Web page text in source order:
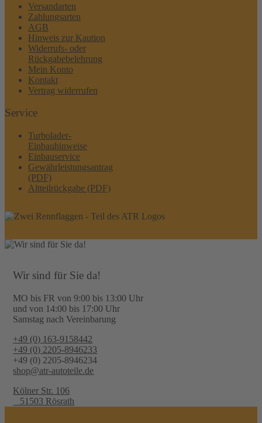
Versandarten
Zahlungsarten
AGB
Hinweis zur Kaution
Widerrufs- oder
Rückgabebelehrung
Mein Konto
Kontakt
Vertrag widerrufen
Service
Turbolader-
Einbauhinweise
Einbauservice
Gewährleistungsantrag
(PDF)
Altteilrückgabe (PDF)
Wir sind für Sie da!
MO bis FR von 9:00 bis 13:00 Uhr
und von 14:00 bis 17:00 Uhr
Samstag nach Vereinbarung
+49 (0) 163-9158442
+49 (0) 2205-8946233
+49 (0) 2205-8946234
shop@atr-autoteile.de
Kölner Str. 106
51503 Rösrath